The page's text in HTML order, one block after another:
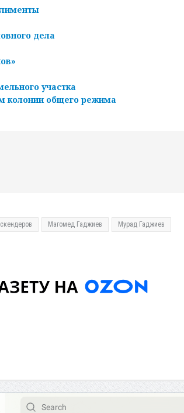
дела
участка
колонии общего режима
Магомед Гаджиев Мурад Гаджиев